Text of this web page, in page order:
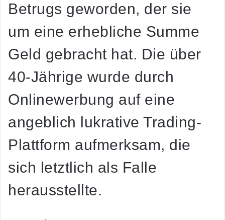
Betrugs geworden, der sie
um eine erhebliche Summe
Geld gebracht hat. Die über
40-Jährige wurde durch
Onlinewerbung auf eine
angeblich lukrative Trading-
Plattform aufmerksam, die
sich letztlich als Falle
herausstellte.